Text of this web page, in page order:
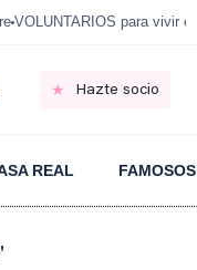
VOLUNTARIOS para vivir
Hazte socio
REAL FAMOSOS